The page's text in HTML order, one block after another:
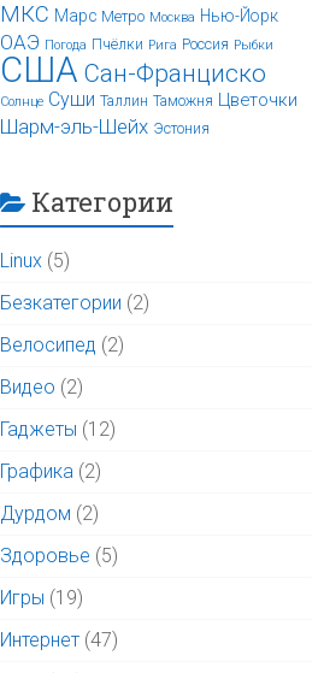
МКС Марс Метро Москва Нью-Йорк
ОАЭ Погода Пчёлки Рига Россия Рыбки
США Сан-Франциско
Солнце Суши Таллин Таможня Цветочки
Шарм-эль-Шейх Эстония
Категории
Linux (5)
Безкатегории (2)
Велосипед (2)
Видео (2)
Гаджеты (12)
Графика (2)
Дурдом (2)
Здоровье (5)
Игры (19)
Интернет (47)